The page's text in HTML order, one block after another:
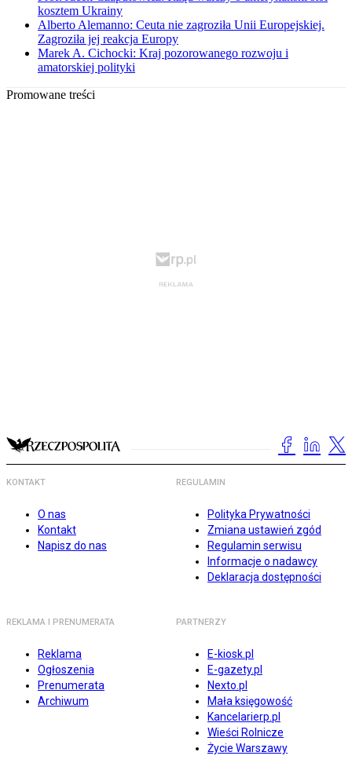
kosztem Ukrainy
Alberto Alemanno: Ceuta nie zagroziła Unii Europejskiej.
Zagroziła jej reakcja Europy
Marek A. Cichocki: Kraj pozorowanego rozwoju i
amatorskiej polityki
Promowane treści
KONTAKT
O nas
Kontakt
Napisz do nas
REGULAMIN
Polityka Prywatności
Zmiana ustawień zgód
Regulamin serwisu
Informacje o nadawcy
Deklaracja dostępności
REKLAMA I PRENUMERATA
Reklama
Ogłoszenia
Prenumerata
Archiwum
PARTNERZY
E-kiosk.pl
E-gazety.pl
Nexto.pl
Mała księgowość
Kancelarierp.pl
Wieści Rolnicze
Życie Warszawy